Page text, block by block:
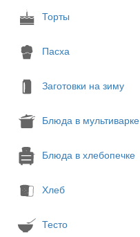
Торты
Пасха
Заготовки на зиму
Блюда в мультиварке
Блюда в хлебопечке
Хлеб
Тесто